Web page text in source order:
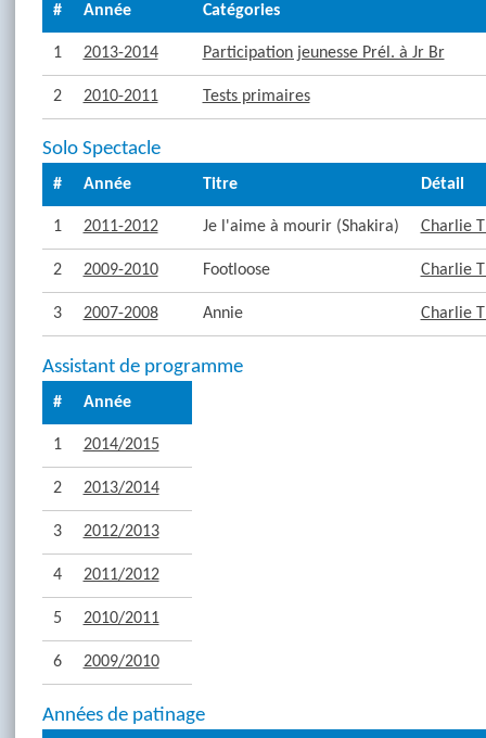
# Année Catégories
1 2013-2014 Participation jeunesse Prél. à Jr Br
2 2010-2011 Tests primaires
Solo Spectacle
# Année Titre Détail
1 2011-2012 Je l'aime à mourir (Shakira) Charlie
2 2009-2010 Footloose Charlie
3 2007-2008 Annie Charlie
Assistant de programme
# Année
1 2014/2015
2 2013/2014
3 2012/2013
4 2011/2012
5 2010/2011
6 2009/2010
Années de patinage